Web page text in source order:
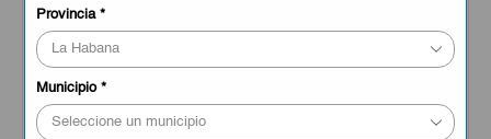
Provincia*
Municipio*